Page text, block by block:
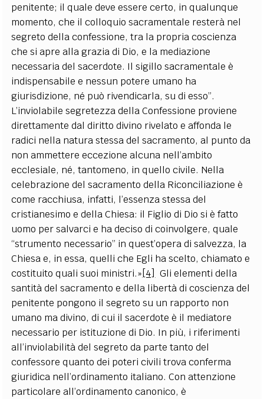
penitente; il quale deve essere certo, in qualunque
momento, che il colloquio sacramentale resterà nel
segreto della confessione, tra la propria coscienza
che si apre alla grazia di Dio, e la mediazione
necessaria del sacerdote. Il sigillo sacramentale è
indispensabile e nessun potere umano ha
giurisdizione, né può rivendicarla, su di esso”.
L’inviolabile segretezza della Confessione proviene
direttamente dal diritto divino rivelato e affonda le
radici nella natura stessa del sacramento, al punto da
non ammettere eccezione alcuna nell’ambito
ecclesiale, né, tantomeno, in quello civile. Nella
celebrazione del sacramento della Riconciliazione è
come racchiusa, infatti, l’essenza stessa del
cristianesimo e della Chiesa: il Figlio di Dio si è fatto
uomo per salvarci e ha deciso di coinvolgere, quale
“strumento necessario” in quest’opera di salvezza, la
Chiesa e, in essa, quelli che Egli ha scelto, chiamato e
costituito quali suoi ministri.»[4] Gli elementi della
santità del sacramento e della libertà di coscienza del
penitente pongono il segreto su un rapporto non
umano ma divino, di cui il sacerdote è il mediatore
necessario per istituzione di Dio. In più, i riferimenti
all’inviolabilità del segreto da parte tanto del
confessore quanto dei poteri civili trova conferma
giuridica nell’ordinamento italiano. Con attenzione
particolare all’ordinamento canonico, è